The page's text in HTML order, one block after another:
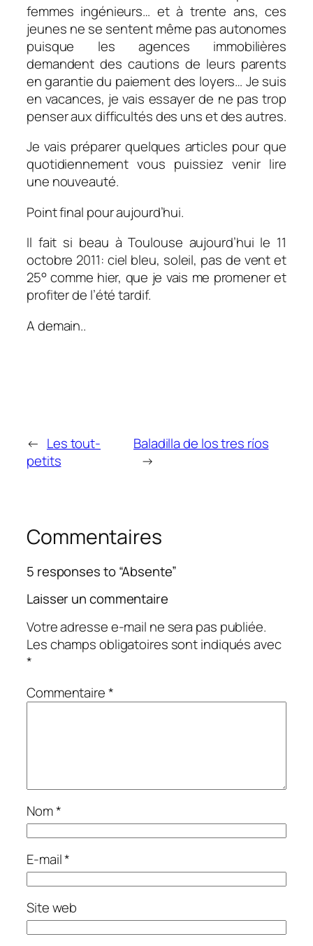
femmes ingénieurs… et à trente ans, ces
jeunes ne se sentent même pas autonomes
puisque les agences immobilières
demandent des cautions de leurs parents
en garantie du paiement des loyers… Je suis
en vacances, je vais essayer de ne pas trop
penser aux difficultés des uns et des autres.
Je vais préparer quelques articles pour que
quotidiennement vous puissiez venir lire
une nouveauté.
Point final pour aujourd’hui.
Il fait si beau à Toulouse aujourd’hui le 11
octobre 2011: ciel bleu, soleil, pas de vent et
25° comme hier, que je vais me promener et
profiter de l’été tardif.
A demain..
← Les tout-
petits
Baladilla de los tres ríos
→
Commentaires
5 responses to “Absente”
Laisser un commentaire
Votre adresse e-mail ne sera pas publiée.
Les champs obligatoires sont indiqués avec
*
Commentaire*
Nom*
E-mail*
Site web